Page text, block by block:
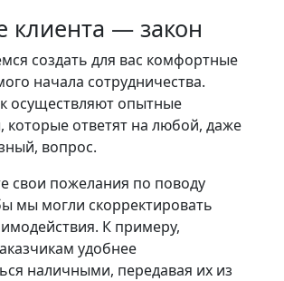
клиента — закон
создать для вас комфортные
начала сотрудничества.
осуществляют опытные
которые ответят на любой, даже
вопрос.
свои пожелания по поводу
мы могли скорректировать
К примеру,
удобнее
наличными, передавая их из